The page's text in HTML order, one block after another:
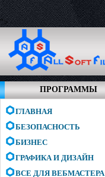
">
ПРОГРАММЫ
ГЛАВНАЯ
БЕЗОПАСНОСТЬ
БИЗНЕС
ГРАФИКА И ДИЗАЙН
ВСЕ ДЛЯ ВЕБМАСТЕРА